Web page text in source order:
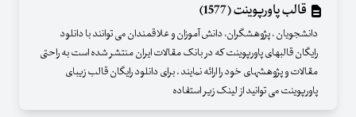
قالب پاورپوینت (1577)
دانشجویان ، پژوهشگران، دانش آموزان و علاقمندان می توانند با دانلود
رایگان قالبهای پاورپوینت که در بانک مقالات ایران منتشر شده است به راحتی
مقالات و پژوهشهای خود را ارائه نمایند . برای دانلود رایگان قالب زیبای
پاورپوینت می توانید از لینک زیر استفاده